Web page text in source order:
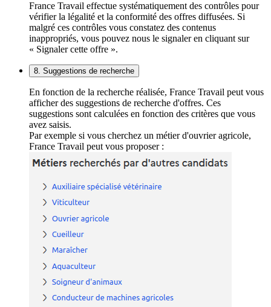
France Travail effectue systématiquement des contrôles pour
vérifier la légalité et la conformité des offres diffusées. Si
malgré ces contrôles vous constatez des contenus
inappropriés, vous pouvez nous le signaler en cliquant sur
« Signaler cette offre ».
8. Suggestions de recherche
En fonction de la recherche réalisée, France Travail peut vous
afficher des suggestions de recherche d'offres. Ces
suggestions sont calculées en fonction des critères que vous
avez saisis.
Par exemple si vous cherchez un métier d'ouvrier agricole,
France Travail peut vous proposer :